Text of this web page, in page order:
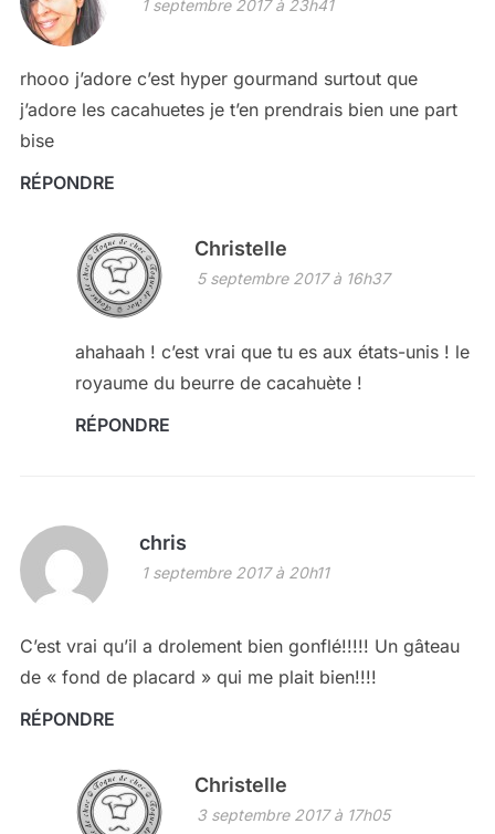
1 septembre 2017 à 23h41
rhooo j’adore c’est hyper gourmand surtout que
j’adore les cacahuetes je t’en prendrais bien une part
bise
RÉPONDRE
Christelle
5 septembre 2017 à 16h37
ahahaah ! c’est vrai que tu es aux états-unis ! le
royaume du beurre de cacahuète !
RÉPONDRE
chris
1 septembre 2017 à 20h11
C’est vrai qu’il a drolement bien gonflé!!!!! Un gâteau
de « fond de placard » qui me plait bien!!!!
RÉPONDRE
Christelle
3 septembre 2017 à 17h05